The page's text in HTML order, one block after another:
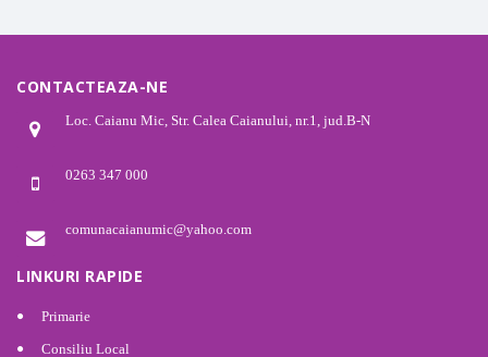
CONTACTEAZA-NE
Loc. Caianu Mic, Str. Calea Caianului, nr.1, jud.B-N
0263 347 000
comunacaianumic@yahoo.com
LINKURI RAPIDE
Primarie
Consiliu Local